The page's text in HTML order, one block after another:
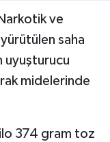
ve
saha
uyuşturucu
midelerinde
374 gram toz